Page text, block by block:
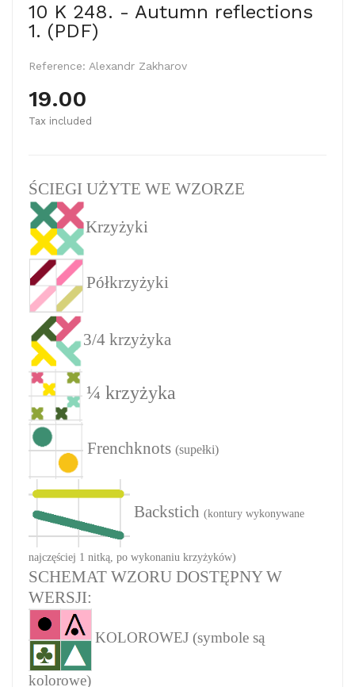
10 K 248. - Autumn reflections
1. (PDF)
Reference: Alexandr Zakharov
19.00
Tax included
ŚCIEGI UŻYTE WE WZORZE
Krzyżyki
Półkrzyżyki
3/4 krzyżyka
¼ krzyżyka
Frenchknots (supełki)
Backstich (kontury wykonywane
najczęściej 1 nitką, po wykonaniu krzyżyków)
SCHEMAT WZORU DOSTĘPNY W
WERSJI:
KOLOROWEJ (symbole są
kolorowe)